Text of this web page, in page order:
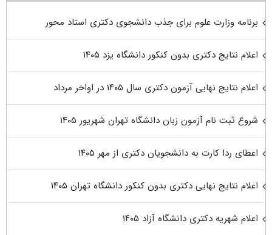
برنامه وزارت علوم برای جذب دانشجوی دکتری استاد محور
اعلام نتایج دکتری بدون کنکور دانشگاه یزد ۱۴۰۵
اعلام نتایج نهایی آزمون دکتری سال ۱۴۰۵ در اواخر مرداد
شروع ثبت نام آزمون زبان دانشگاه تهران شهریور ۱۴۰۵
اعطای ردا کارت به دانشجویان دکتری از مهر ۱۴۰۵
اعلام نتایج نهایی دکتری بدون کنکور دانشگاه تهران ۱۴۰۵
اعلام شهریه دکتری دانشگاه آزاد ۱۴۰۵